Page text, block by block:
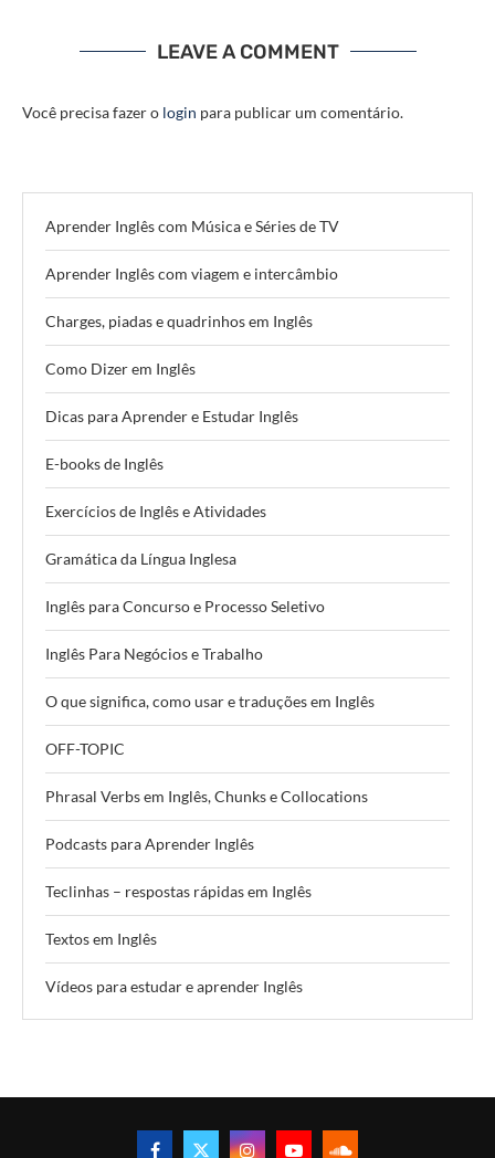
LEAVE A COMMENT
Você precisa fazer o login para publicar um comentário.
Aprender Inglês com Música e Séries de TV
Aprender Inglês com viagem e intercâmbio
Charges, piadas e quadrinhos em Inglês
Como Dizer em Inglês
Dicas para Aprender e Estudar Inglês
E-books de Inglês
Exercícios de Inglês e Atividades
Gramática da Língua Inglesa
Inglês para Concurso e Processo Seletivo
Inglês Para Negócios e Trabalho
O que significa, como usar e traduções em Inglês
OFF-TOPIC
Phrasal Verbs em Inglês, Chunks e Collocations
Podcasts para Aprender Inglês
Teclinhas – respostas rápidas em Inglês
Textos em Inglês
Vídeos para estudar e aprender Inglês